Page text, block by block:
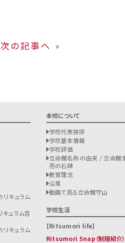
次の記事へ »
リキュラム
キュラム含
リキュラム
本校について
学校代表挨拶
学校基本情報
学校評価
立命館名称の由来 / 立命館
而の石碑
教育理念
沿革
動画で見る立命館守山
学校生活
Ritsumori life
Ritsumori Snap（制服紹介）